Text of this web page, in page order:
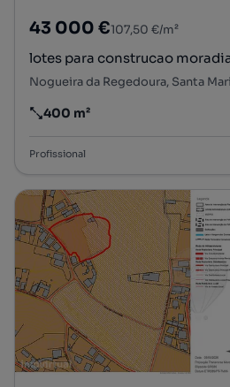
43 000 €107,50 €/m²
lotes para construcao
Nogueira da Regedoura, Santa
Preço por metro quadrado
400 m²
Profissional